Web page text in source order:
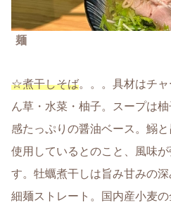
麺
☆煮干しそば。。。具材はチ
ん草・水菜・柚子。スープは
感たっぷりの醤油ベース。鰯
使用しているとのこと、風味
す。牡蠣煮干しは旨み甘みの
細麺ストレート。国内産小麦の